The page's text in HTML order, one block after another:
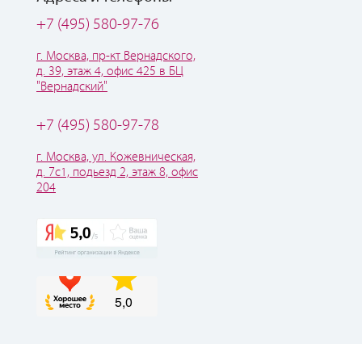
+7 (495) 580-97-76
г. Москва, пр-кт Вернадского,
д. 39, этаж 4, офис 425 в БЦ
"Вернадский"
+7 (495) 580-97-78
г. Москва, ул. Кожевническая,
д. 7с1, подьезд 2, этаж 8, офис
204